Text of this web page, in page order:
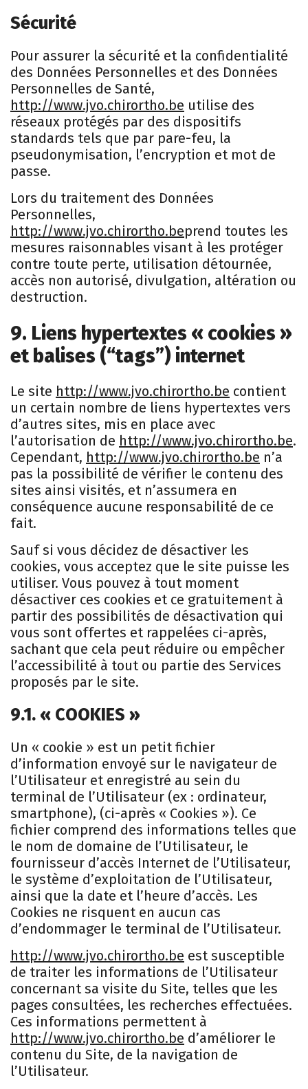
Sécurité
Pour assurer la sécurité et la confidentialité
des Données Personnelles et des Données
Personnelles de Santé,
http://www.jvo.chirortho.be utilise des
réseaux protégés par des dispositifs
standards tels que par pare-feu, la
pseudonymisation, l’encryption et mot de
passe.
Lors du traitement des Données
Personnelles,
http://www.jvo.chirortho.beprend toutes les
mesures raisonnables visant à les protéger
contre toute perte, utilisation détournée,
accès non autorisé, divulgation, altération ou
destruction.
9. Liens hypertextes « cookies »
et balises (“tags”) internet
Le site http://www.jvo.chirortho.be contient
un certain nombre de liens hypertextes vers
d’autres sites, mis en place avec
l’autorisation de http://www.jvo.chirortho.be.
Cependant, http://www.jvo.chirortho.be n’a
pas la possibilité de vérifier le contenu des
sites ainsi visités, et n’assumera en
conséquence aucune responsabilité de ce
fait.
Sauf si vous décidez de désactiver les
cookies, vous acceptez que le site puisse les
utiliser. Vous pouvez à tout moment
désactiver ces cookies et ce gratuitement à
partir des possibilités de désactivation qui
vous sont offertes et rappelées ci-après,
sachant que cela peut réduire ou empêcher
l’accessibilité à tout ou partie des Services
proposés par le site.
9.1. « COOKIES »
Un « cookie » est un petit fichier
d’information envoyé sur le navigateur de
l’Utilisateur et enregistré au sein du
terminal de l’Utilisateur (ex : ordinateur,
smartphone), (ci-après « Cookies »). Ce
fichier comprend des informations telles que
le nom de domaine de l’Utilisateur, le
fournisseur d’accès Internet de l’Utilisateur,
le système d’exploitation de l’Utilisateur,
ainsi que la date et l’heure d’accès. Les
Cookies ne risquent en aucun cas
d’endommager le terminal de l’Utilisateur.
http://www.jvo.chirortho.be est susceptible
de traiter les informations de l’Utilisateur
concernant sa visite du Site, telles que les
pages consultées, les recherches effectuées.
Ces informations permettent à
http://www.jvo.chirortho.be d’améliorer le
contenu du Site, de la navigation de
l’Utilisateur.